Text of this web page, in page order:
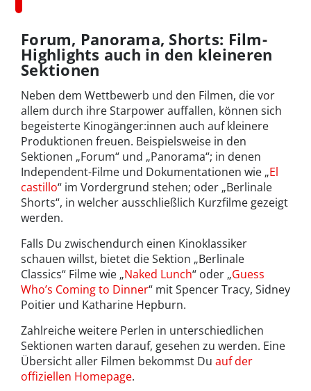
Forum, Panorama, Shorts: Film-
Highlights auch in den kleineren
Sektionen
Neben dem Wettbewerb und den Filmen, die vor
allem durch ihre Starpower auffallen, können sich
begeisterte Kinogänger:innen auch auf kleinere
Produktionen freuen. Beispielsweise in den
Sektionen „Forum“ und „Panorama“; in denen
Independent-Filme und Dokumentationen wie „El
castillo“ im Vordergrund stehen; oder „Berlinale
Shorts“, in welcher ausschließlich Kurzfilme gezeigt
werden.
Falls Du zwischendurch einen Kinoklassiker
schauen willst, bietet die Sektion „Berlinale
Classics“ Filme wie „Naked Lunch“ oder „Guess
Who’s Coming to Dinner“ mit Spencer Tracy, Sidney
Poitier und Katharine Hepburn.
Zahlreiche weitere Perlen in unterschiedlichen
Sektionen warten darauf, gesehen zu werden. Eine
Übersicht aller Filmen bekommst Du auf der
offiziellen Homepage.